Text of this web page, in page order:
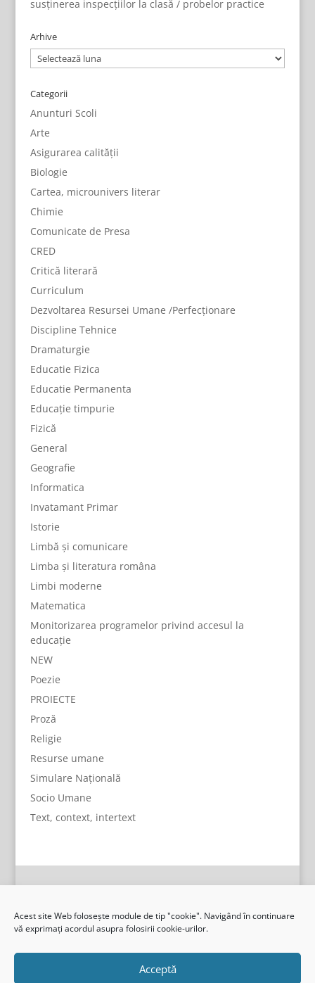
Acest site Web folosește module de tip "cookie". Navigând în continuare
vă exprimați acordul asupra folosirii cookie-urilor.
Acceptă
susținerea inspecțiilor la clasă / probelor practice
Arhive
Arhive
Categorii
Anunturi Scoli
Arte
Asigurarea calității
Biologie
Cartea, microunivers literar
Chimie
Comunicate de Presa
CRED
Critică literară
Curriculum
Dezvoltarea Resursei Umane /Perfecționare
Discipline Tehnice
Dramaturgie
Educatie Fizica
Educatie Permanenta
Educație timpurie
Fizică
General
Geografie
Informatica
Invatamant Primar
Istorie
Limbă și comunicare
Limba și literatura româna
Limbi moderne
Matematica
Monitorizarea programelor privind accesul la
educație
NEW
Poezie
PROIECTE
Proză
Religie
Resurse umane
Simulare Națională
Socio Umane
Text, context, intertext